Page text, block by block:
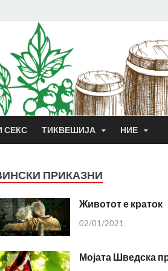
СЕКС ТИКВЕШИЈА НИЕ
ПРИКАЗНИ
Животот е краток
02/01/2021
Мојата Шведска